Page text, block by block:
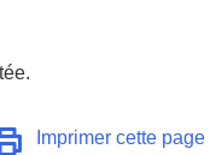
Imprimer cette page